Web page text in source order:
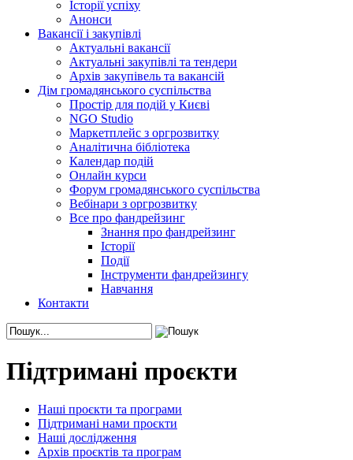
Історії успіху
Анонси
Вакансії і закупівлі
Актуальні вакансії
Актуальні закупівлі та тендери
Архів закупівель та вакансій
Дім громадянського суспільства
Простір для подій у Києві
NGO Studio
Маркетплейс з оргрозвитку
Аналітична бібліотека
Календар подій
Онлайн курси
Форум громадянського суспільства
Вебінари з оргрозвитку
Все про фандрейзинг
Знання про фандрейзинг
Історії
Події
Інструменти фандрейзингу
Навчання
Контакти
Підтримані проєкти
Наші проєкти та програми
Підтримані нами проєкти
Наші дослідження
Архів проєктів та програм